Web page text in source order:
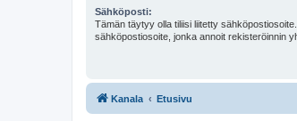
Sähköposti:
Tämän täytyy olla tiliisi liitetty
sähköpostiosoite, jonka annoit rekisteröinnin
Kanala Etusivu